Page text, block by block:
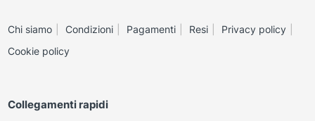
Chi siamo Condizioni Pagamenti Resi
Privacy policy
Cookie policy
Collegamenti rapidi